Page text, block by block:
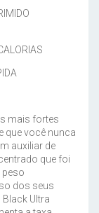
mais fortes
que você nunca
auxiliar de
que foi
peso
dos seus
Black Ultra